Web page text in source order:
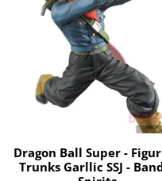
Dragon Ball Super -
Trunks Garllic SSJ -